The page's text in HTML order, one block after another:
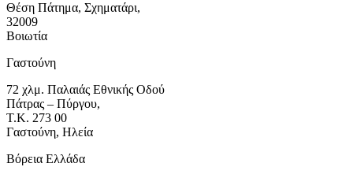
Θέση Πάτημα, Σχηματάρι,
32009
Βοιωτία
Γαστούνη
72 χλμ. Παλαιάς Εθνικής Οδού
Πάτρας – Πύργου,
Τ.Κ. 273 00
Γαστούνη, Ηλεία
Βόρεια Ελλάδα